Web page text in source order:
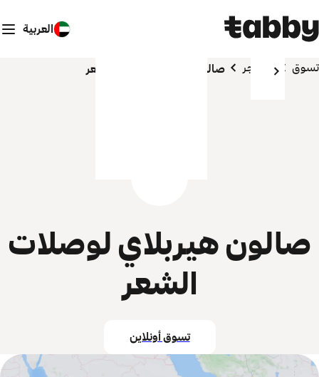
العربية
تسوق المتاجر صالون هيربلاي لوصلات الشعر
صالون هيربلاي لوصلات
الشعر
تسوق أونلاين